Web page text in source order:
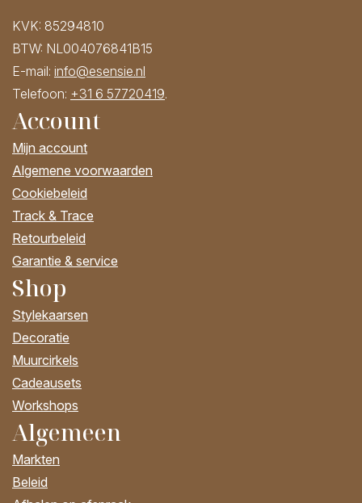
KVK: 85294810
BTW: NL004076841B15
E-mail: info@esensie.nl
Telefoon: +31 6 57720419.
Account
Mijn account
Algemene voorwaarden
Cookiebeleid
Track & Trace
Retourbeleid
Garantie & service
Shop
Stylekaarsen
Decoratie
Muurcirkels
Cadeausets
Workshops
Algemeen
Markten
Beleid